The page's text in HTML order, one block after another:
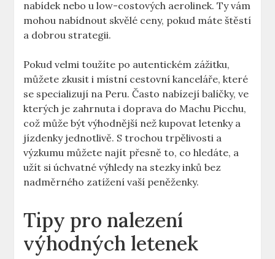
nabídek nebo u low-costových aerolinek. Ty vám
mohou nabídnout skvělé ceny, pokud máte štěstí
a dobrou strategii.
Pokud velmi toužíte po autentickém zážitku,
můžete zkusit i místní cestovní kanceláře, které
se specializují na Peru. Často nabízejí balíčky, ve
kterých je zahrnuta i doprava do Machu Picchu,
což může být výhodnější než kupovat letenky a
jízdenky jednotlivě. S trochou trpělivosti a
výzkumu můžete najít přesně to, co hledáte, a
užít si úchvatné výhledy na stezky inků bez
nadměrného zatížení vaší peněženky.
Tipy pro nalezení
výhodných letenek